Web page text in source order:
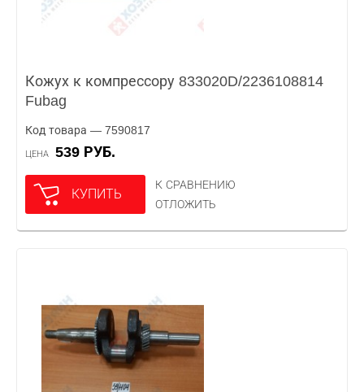
Кожух к компрессору 833020D/2236108814
Fubag
Код товара — 7590817
ЦЕНА 539 РУБ.
КУПИТЬ
К СРАВНЕНИЮ
ОТЛОЖИТЬ